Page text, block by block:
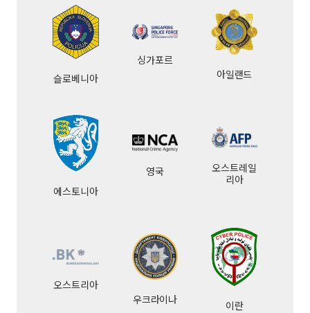
슬로베니아
싱가포르
아일랜드
에스토니아
영국
오스트레일
리아
오스트리아
우크라이나
이란